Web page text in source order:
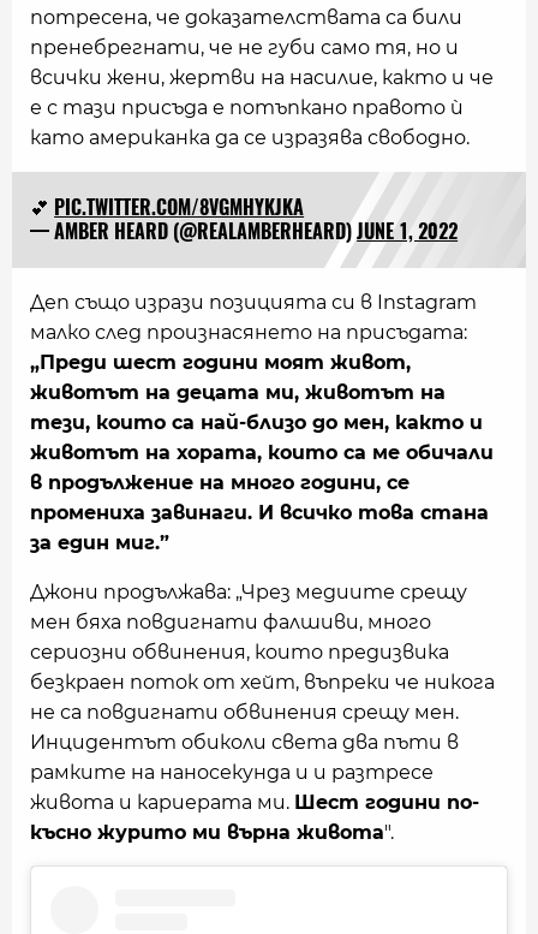
потресена, че доказателствата са били
пренебрегнати, че не губи само тя, но и
всички жени, жертви на насилие, както и че
е с тази присъда е потъпкано правото ѝ
като американка да се изразява свободно.
💕 PIC.TWITTER.COM/8VGMHYKJKA
— AMBER HEARD (@REALAMBERHEARD)JUNE 1, 2022
Деп също изрази позицията си в Instagram
малко след произнасянето на присъдата:
„Преди шест години моят живот,
животът на децата ми, животът на
тези, които са най-близо до мен, както и
животът на хората, които са ме обичали
в продължение на много години, се
промениха завинаги. И всичко това стана
за един миг.”
Джони продължава: „Чрез медиите срещу
мен бяха повдигнати фалшиви, много
сериозни обвинения, които предизвика
безкраен поток от хейт, въпреки че никога
не са повдигнати обвинения срещу мен.
Инцидентът обиколи света два пъти в
рамките на наносекунда и и разтресе
живота и кариерата ми. Шест години по-
късно журито ми върна живота".